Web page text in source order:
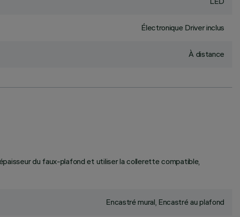
Électronique Driver inclus
À distance
du faux-plafond et utiliser la collerette compatible,
Encastré mural, Encastré au plafond